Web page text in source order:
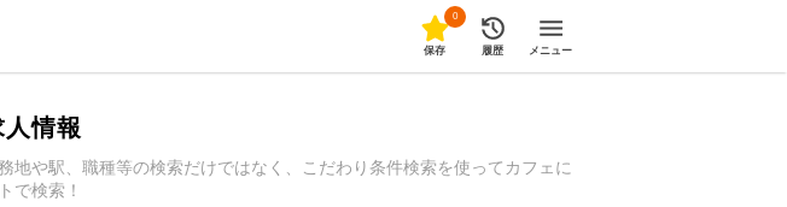
0
保存 履歴 メニュー
情報
や駅、職種等の検索だけではなく、こだわり条件検索を使ってカフェに
で検索！